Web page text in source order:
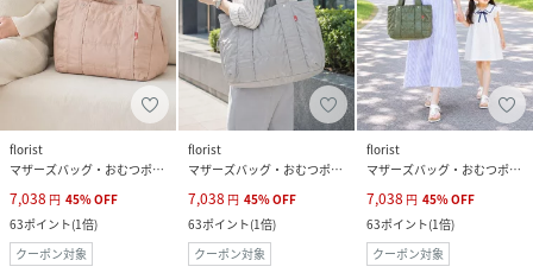
florist
マザーズバッグ・おむつポーチ
7,038 円 45%OFF
63ポイント(1倍)
クーポン対象
florist
マザーズバッグ・おむつポーチ
7,038 円 45%OFF
63ポイント(1倍)
クーポン対象
florist
マザーズバッグ・おむつポーチ
7,038 円 45%OFF
63ポイント(1倍)
クーポン対象